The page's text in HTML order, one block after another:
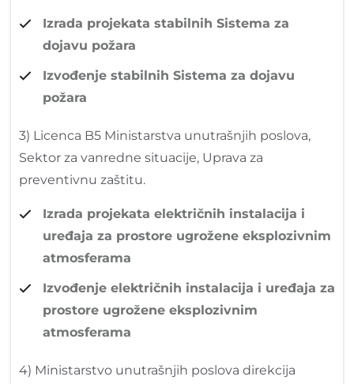
Izrada projekata stabilnih Sistema za
dojavu požara
Izvođenje stabilnih Sistema za dojavu
požara
3) Licenca B5 Ministarstva unutrašnjih poslova,
Sektor za vanredne situacije, Uprava za
preventivnu zaštitu.
Izrada projekata električnih instalacija i
uređaja za prostore ugrožene eksplozivnim
atmosferama
Izvođenje električnih instalacija i uređaja za
prostore ugrožene eksplozivnim
atmosferama
4) Ministarstvo unutrašnjih poslova direkcija